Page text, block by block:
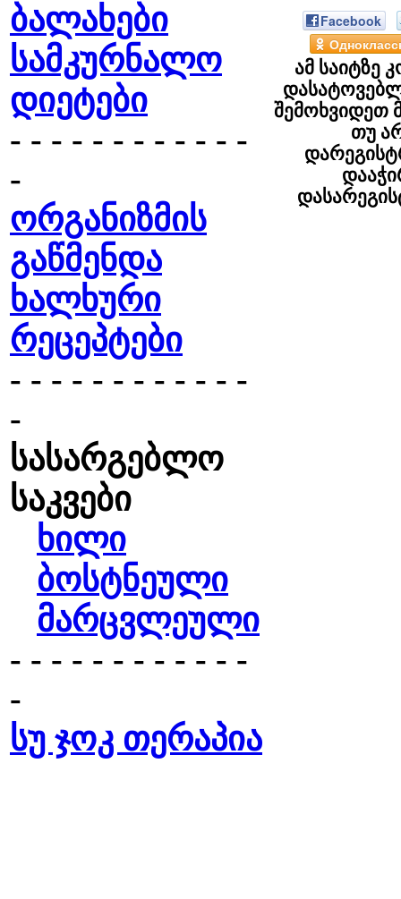
ბალახები
სამკურნალო
დიეტები
- - - - - - - - - - - -
-
ორგანიზმის
გაწმენდა
ხალხური
რეცეპტები
- - - - - - - - - - - -
-
სასარგებლო
საკვები
ხილი
ბოსტნეული
მარცვლეული
- - - - - - - - - - - -
-
სუ ჯოკ თერაპია
Facebook
ამ საიტზე
შემოხვიდეთ
თუ